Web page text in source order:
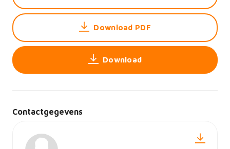
Download PDF
Download
Contactgegevens